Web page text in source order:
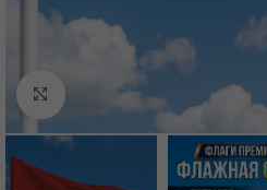
Нажмите, чтобы увеличить